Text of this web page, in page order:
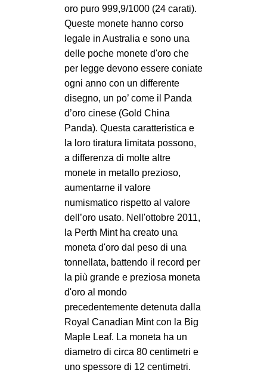
oro puro 999,9/1000 (24 carati).
Queste monete hanno corso
legale in Australia e sono una
delle poche monete d'oro che
per legge devono essere coniate
ogni anno con un differente
disegno, un po’ come il Panda
d’oro cinese (Gold China
Panda). Questa caratteristica e
la loro tiratura limitata possono,
a differenza di molte altre
monete in metallo prezioso,
aumentarne il valore
numismatico rispetto al valore
dell’oro usato. Nell'ottobre 2011,
la Perth Mint ha creato una
moneta d'oro dal peso di una
tonnellata, battendo il record per
la più grande e preziosa moneta
d'oro al mondo
precedentemente detenuta dalla
Royal Canadian Mint con la Big
Maple Leaf. La moneta ha un
diametro di circa 80 centimetri e
uno spessore di 12 centimetri.